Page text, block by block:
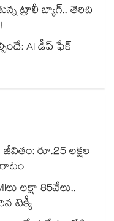
ట్రాలీ బ్యాగ్.. తెరిచి
AI డీప్ ఫేక్
రూ.25 లక్షల
లక్షా 85వేలు..
టెక్కీ